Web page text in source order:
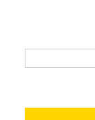
Zoeken